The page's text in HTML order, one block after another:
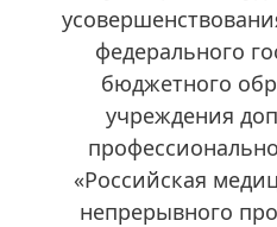
федерального
бюджетного
учреждения
«Российская
непрерывного